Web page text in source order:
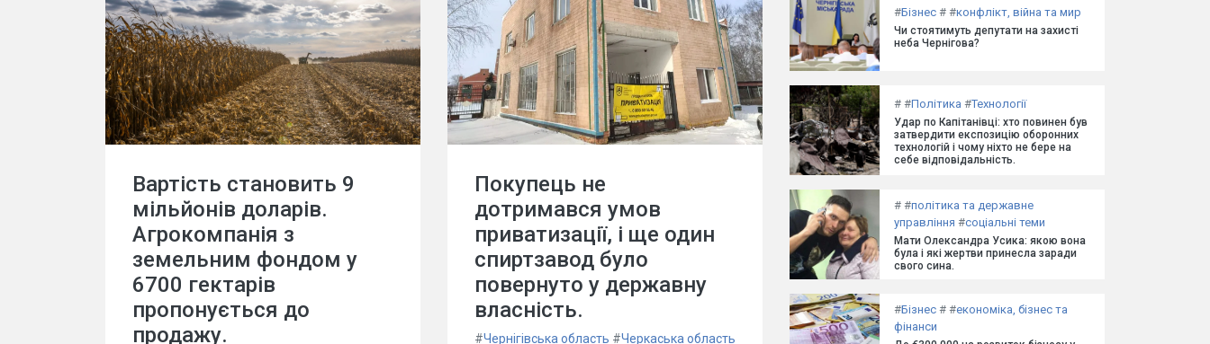
Вартість становить 9
мільйонів доларів.
Агрокомпанія з
земельним фондом у
6700 гектарів
пропонується до
продажу.
Покупець не
дотримався умов
приватизації, і ще один
спиртзавод було
повернуто у державну
власність.
#Чернігівська область #Черкаська область
#Бізнес # #конфлікт, війна та мир
Чи стоятимуть депутати на захисті
неба Чернігова?
# #Політика #Технології
Удар по Капітанівці: хто повинен був
затвердити експозицію оборонних
технологій і чому ніхто не бере на
себе відповідальність.
# #політика та державне
управління #соціальні теми
Мати Олександра Усика: якою вона
була і які жертви принесла заради
свого сина.
#Бізнес # #економіка, бізнес та
фінанси